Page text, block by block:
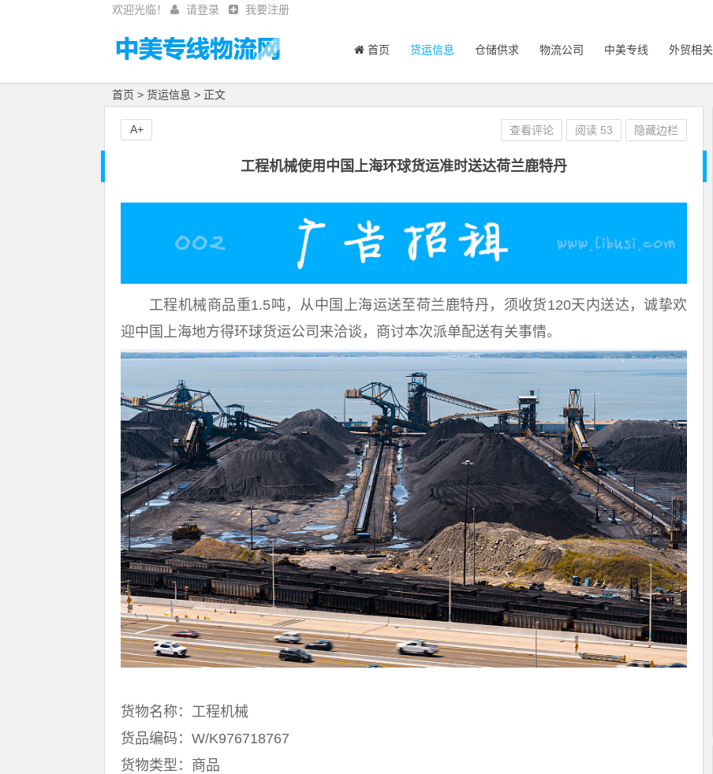
欢迎光临！ 请登录 我要注册
首页 货运信息 仓储供求 物流公司 中美专线 外贸相关
首页 > 货运信息 > 正文
工程机械使用中国上海环球货运准时送达荷兰鹿特丹
工程机械商品重1.5吨，从中国上海运送至荷兰鹿特丹，须收货120天内送达，诚挚欢
迎中国上海地方得环球货运公司来洽谈，商讨本次派单配送有关事情。
货物名称：工程机械
货品编码：W/K976718767
货物类型：商品
查看评论 阅读 53 隐藏边栏
A+